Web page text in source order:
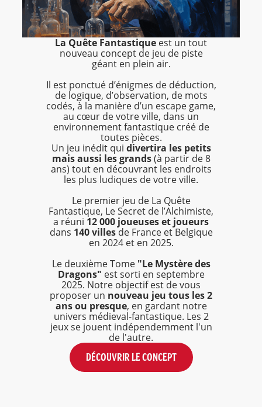
La Quête Fantastique est un tout
nouveau concept de jeu de piste
géant en plein air.
Il est ponctué d’énigmes de déduction,
de logique, d’observation, de mots
codés, à la manière d’un escape game,
au cœur de votre ville, dans un
environnement fantastique créé de
toutes pièces.
Un jeu inédit qui divertira les petits
mais aussi les grands(à partir de 8
ans) tout en découvrant les endroits
les plus ludiques de votre ville.
Le premier jeu de La Quête
Fantastique, Le Secret de l’Alchimiste,
a réuni 12 000 joueuses et joueurs
dans 140 villesde France et Belgique
en 2024 et en 2025.
Le deuxième Tome "Le Mystère des
Dragons" est sorti en septembre
2025. Notre objectif est de vous
proposer un nouveau jeu tous les 2
ans ou presque, en gardant notre
univers médieval-fantastique. Les 2
jeux se jouent indépendemment l'un
de l'autre.
DÉCOUVRIR LE CONCEPT